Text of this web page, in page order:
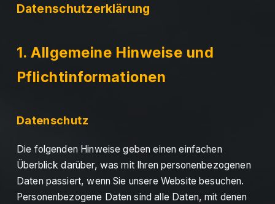
Datenschutzerklärung
1. Allgemeine Hinweise und
Pflichtinformationen
Datenschutz
Die folgenden Hinweise geben einen einfachen
Überblick darüber, was mit Ihren personenbezogenen
Daten passiert, wenn Sie unsere Website besuchen.
Personenbezogene Daten sind alle Daten, mit denen